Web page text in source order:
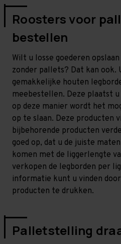
Roosters voor
bestellen
Wilt u losse goederen
zonder pallets? Dat kan ook.
gemakkelijke houten
meebestellen. Deze plaatst
op deze manier wordt het
op te slaan. Deze producten
bijbehorende producten
goed op, dat u de juiste
komen met de liggerlengte
verkopen de legborden per
informatie kunt u vinden
producten te drukken.
Palletstelling